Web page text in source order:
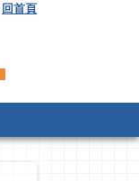
回首頁